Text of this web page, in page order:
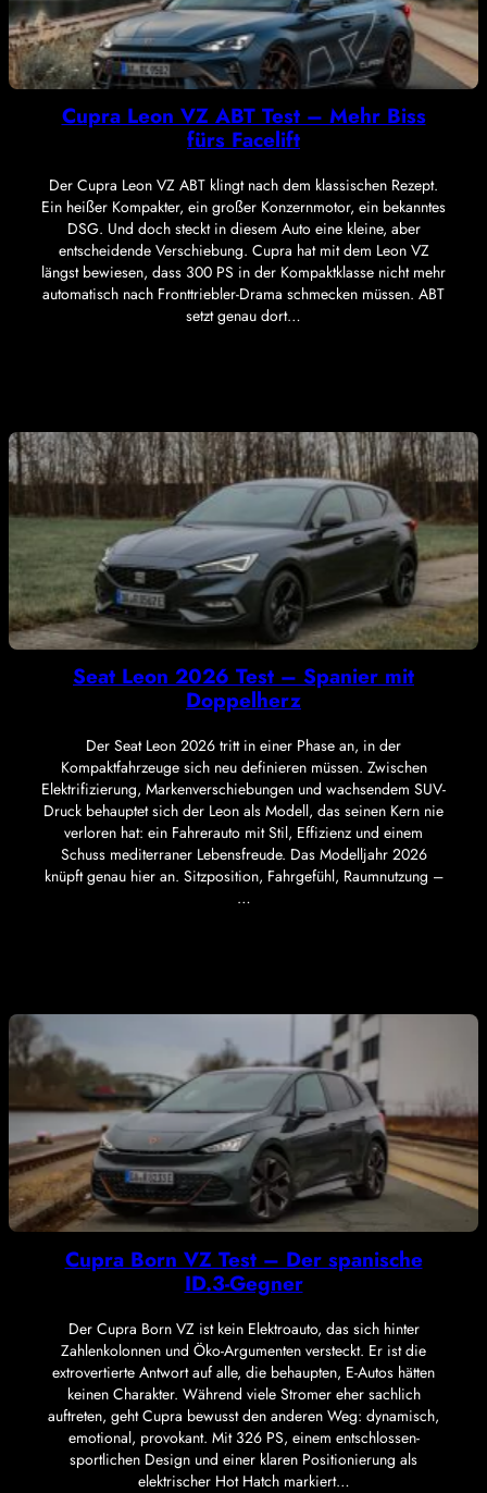
Cupra Leon VZ ABT Test – Mehr Biss
fürs Facelift
Der Cupra Leon VZ ABT klingt nach dem klassischen Rezept.
Ein heißer Kompakter, ein großer Konzernmotor, ein bekanntes
DSG. Und doch steckt in diesem Auto eine kleine, aber
entscheidende Verschiebung. Cupra hat mit dem Leon VZ
längst bewiesen, dass 300 PS in der Kompaktklasse nicht mehr
automatisch nach Fronttriebler-Drama schmecken müssen. ABT
setzt genau dort…
Seat Leon 2026 Test – Spanier mit
Doppelherz
Der Seat Leon 2026 tritt in einer Phase an, in der
Kompaktfahrzeuge sich neu definieren müssen. Zwischen
Elektrifizierung, Markenverschiebungen und wachsendem SUV-
Druck behauptet sich der Leon als Modell, das seinen Kern nie
verloren hat: ein Fahrerauto mit Stil, Effizienz und einem
Schuss mediterraner Lebensfreude. Das Modelljahr 2026
knüpft genau hier an. Sitzposition, Fahrgefühl, Raumnutzung –
…
Cupra Born VZ Test – Der spanische
ID.3-Gegner
Der Cupra Born VZ ist kein Elektroauto, das sich hinter
Zahlenkolonnen und Öko-Argumenten versteckt. Er ist die
extrovertierte Antwort auf alle, die behaupten, E-Autos hätten
keinen Charakter. Während viele Stromer eher sachlich
auftreten, geht Cupra bewusst den anderen Weg: dynamisch,
emotional, provokant. Mit 326 PS, einem entschlossen-
sportlichen Design und einer klaren Positionierung als
elektrischer Hot Hatch markiert…